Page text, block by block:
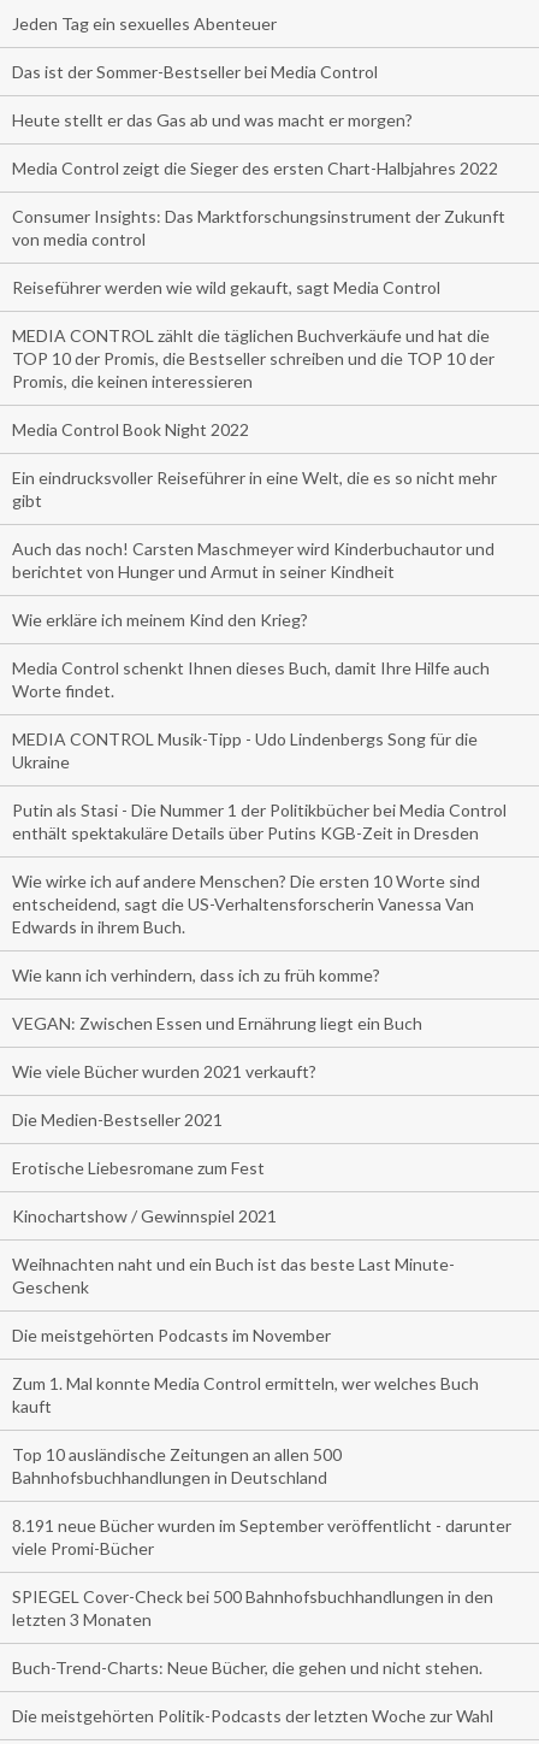
Jeden Tag ein sexuelles Abenteuer
Das ist der Sommer-Bestseller bei Media Control
Heute stellt er das Gas ab und was macht er morgen?
Media Control zeigt die Sieger des ersten Chart-Halbjahres 2022
Consumer Insights: Das Marktforschungsinstrument der Zukunft
von media control
Reiseführer werden wie wild gekauft, sagt Media Control
MEDIA CONTROL zählt die täglichen Buchverkäufe und hat die
TOP 10 der Promis, die Bestseller schreiben und die TOP 10 der
Promis, die keinen interessieren
Media Control Book Night 2022
Ein eindrucksvoller Reiseführer in eine Welt, die es so nicht mehr
gibt
Auch das noch! Carsten Maschmeyer wird Kinderbuchautor und
berichtet von Hunger und Armut in seiner Kindheit
Wie erkläre ich meinem Kind den Krieg?
Media Control schenkt Ihnen dieses Buch, damit Ihre Hilfe auch
Worte findet.
MEDIA CONTROL Musik-Tipp - Udo Lindenbergs Song für die
Ukraine
Putin als Stasi - Die Nummer 1 der Politikbücher bei Media Control
enthält spektakuläre Details über Putins KGB-Zeit in Dresden
Wie wirke ich auf andere Menschen? Die ersten 10 Worte sind
entscheidend, sagt die US-Verhaltensforscherin Vanessa Van
Edwards in ihrem Buch.
Wie kann ich verhindern, dass ich zu früh komme?
VEGAN: Zwischen Essen und Ernährung liegt ein Buch
Wie viele Bücher wurden 2021 verkauft?
Die Medien-Bestseller 2021
Erotische Liebesromane zum Fest
Kinochartshow / Gewinnspiel 2021
Weihnachten naht und ein Buch ist das beste Last Minute-
Geschenk
Die meistgehörten Podcasts im November
Zum 1. Mal konnte Media Control ermitteln, wer welches Buch
kauft
Top 10 ausländische Zeitungen an allen 500
Bahnhofsbuchhandlungen in Deutschland
8.191 neue Bücher wurden im September veröffentlicht - darunter
viele Promi-Bücher
SPIEGEL Cover-Check bei 500 Bahnhofsbuchhandlungen in den
letzten 3 Monaten
Buch-Trend-Charts: Neue Bücher, die gehen und nicht stehen.
Die meistgehörten Politik-Podcasts der letzten Woche zur Wahl